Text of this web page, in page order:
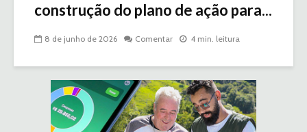
construção do plano de ação para...
8 de junho de 2026 Comentar 4 min. leitura